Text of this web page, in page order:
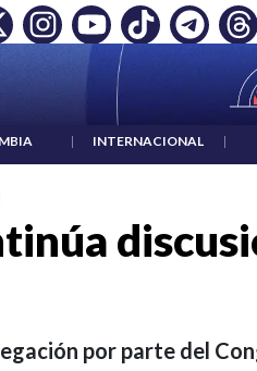
| "HABLAR NO ES UN
| INTERNACIONAL |
por parte del